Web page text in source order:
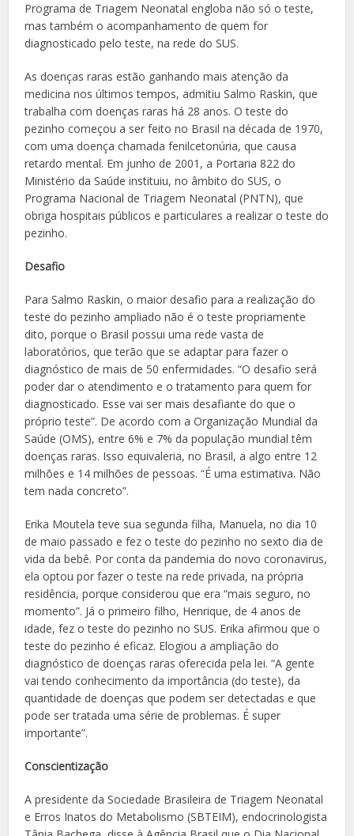
Programa de Triagem Neonatal engloba não só o teste,
mas também o acompanhamento de quem for
diagnosticado pelo teste, na rede do SUS.
As doenças raras estão ganhando mais atenção da
medicina nos últimos tempos, admitiu Salmo Raskin, que
trabalha com doenças raras há 28 anos. O teste do
pezinho começou a ser feito no Brasil na década de 1970,
com uma doença chamada fenilcetonúria, que causa
retardo mental. Em junho de 2001, a Portaria 822 do
Ministério da Saúde instituiu, no âmbito do SUS, o
Programa Nacional de Triagem Neonatal (PNTN), que
obriga hospitais públicos e particulares a realizar o teste do
pezinho.
Desafio
Para Salmo Raskin, o maior desafio para a realização do
teste do pezinho ampliado não é o teste propriamente
dito, porque o Brasil possui uma rede vasta de
laboratórios, que terão que se adaptar para fazer o
diagnóstico de mais de 50 enfermidades. “O desafio será
poder dar o atendimento e o tratamento para quem for
diagnosticado. Esse vai ser mais desafiante do que o
próprio teste”. De acordo com a Organização Mundial da
Saúde (OMS), entre 6% e 7% da população mundial têm
doenças raras. Isso equivaleria, no Brasil, a algo entre 12
milhões e 14 milhões de pessoas. “É uma estimativa. Não
tem nada concreto”.
Erika Moutela teve sua segunda filha, Manuela, no dia 10
de maio passado e fez o teste do pezinho no sexto dia de
vida da bebê. Por conta da pandemia do novo coronavirus,
ela optou por fazer o teste na rede privada, na própria
residência, porque considerou que era “mais seguro, no
momento”. Já o primeiro filho, Henrique, de 4 anos de
idade, fez o teste do pezinho no SUS. Erika afirmou que o
teste do pezinho é eficaz. Elogiou a ampliação do
diagnóstico de doenças raras oferecida pela lei. “A gente
vai tendo conhecimento da importância (do teste), da
quantidade de doenças que podem ser detectadas e que
pode ser tratada uma série de problemas. É super
importante”.
Conscientização
A presidente da Sociedade Brasileira de Triagem Neonatal
e Erros Inatos do Metabolismo (SBTEIM), endocrinologista